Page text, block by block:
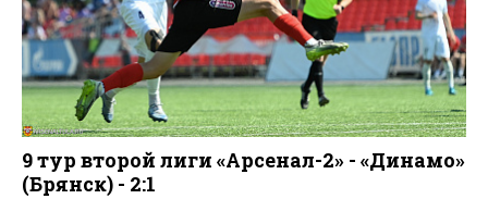
9 тур второй лиги «Арсенал-2» - «Динамо»
(Брянск) - 2:1